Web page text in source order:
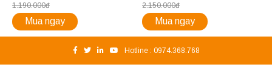
1.190.000đ
Mua ngay
2.150.000đ
Mua ngay
Hotline : 0974.368.768